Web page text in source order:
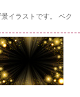
イラストです。 ベク